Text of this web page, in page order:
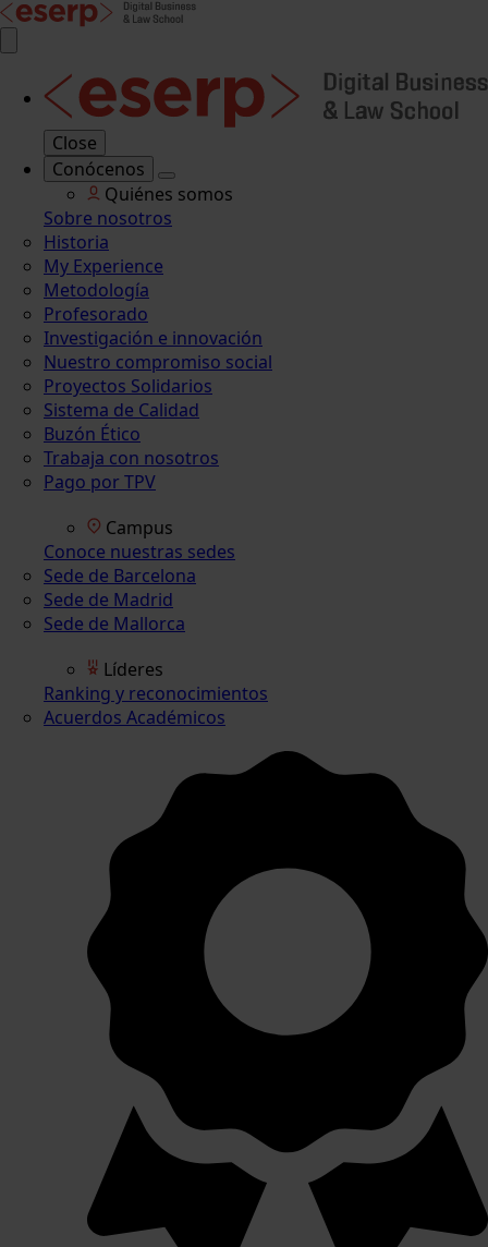
Close
Conócenos
Quiénes somos
Sobre nosotros
Historia
My Experience
Metodología
Profesorado
Investigación e innovación
Nuestro compromiso social
Proyectos Solidarios
Sistema de Calidad
Buzón Ético
Trabaja con nosotros
Pago por TPV
Campus
Conoce nuestras sedes
Sede de Barcelona
Sede de Madrid
Sede de Mallorca
Líderes
Ranking y reconocimientos
Acuerdos Académicos